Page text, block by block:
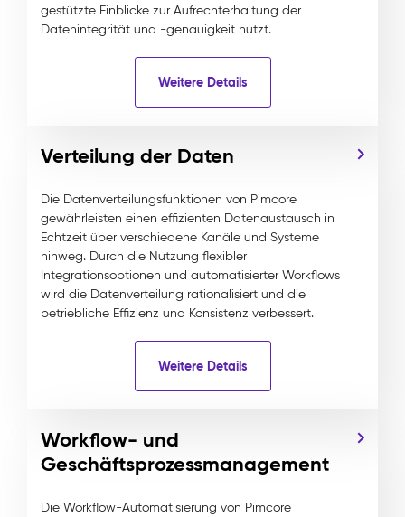
gestützte Einblicke zur Aufrechterhaltung der
Datenintegrität und -genauigkeit nutzt.
Weitere Details
Verteilung der Daten
Die Datenverteilungsfunktionen von Pimcore
gewährleisten einen effizienten Datenaustausch in
Echtzeit über verschiedene Kanäle und Systeme
hinweg. Durch die Nutzung flexibler
Integrationsoptionen und automatisierter Workflows
wird die Datenverteilung rationalisiert und die
betriebliche Effizienz und Konsistenz verbessert.
Weitere Details
Workflow- und
Geschäftsprozessmanagement
Die Workflow-Automatisierung von Pimcore